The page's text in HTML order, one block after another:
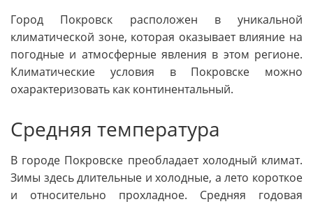
Город Покровск расположен в уникальной
климатической зоне, которая оказывает влияние на
погодные и атмосферные явления в этом регионе.
Климатические условия в Покровске можно
охарактеризовать как континентальный.
Средняя температура
В городе Покровске преобладает холодный климат.
Зимы здесь длительные и холодные, а лето короткое
и относительно прохладное. Средняя годовая